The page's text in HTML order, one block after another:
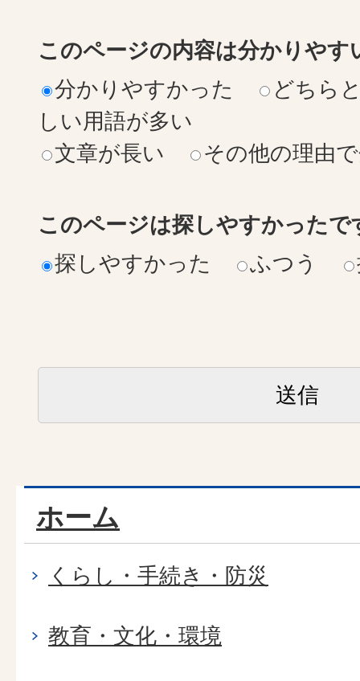
このページの内容は分かりやす
分かりやすかった
どちら
しい用語が多い
文章が長い
その他の理由
このページは探しやすかったで
探しやすかった
ふつう
ホーム
くらし・手続き・防災
教育・文化・環境